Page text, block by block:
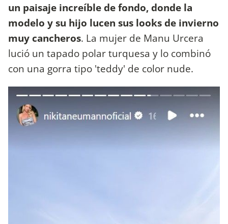
un paisaje increíble de fondo, donde la
modelo y su hijo lucen sus looks de invierno
muy cancheros. La mujer de Manu Urcera
lució un tapado polar turquesa y lo combinó
con una gorra tipo 'teddy' de color nude.